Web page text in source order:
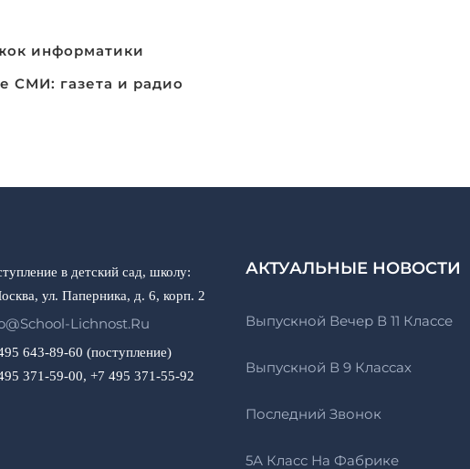
информатики
СМИ: газета и радио
в детский сад, школу:
ул. Паперника, д. 6, корп. 2
Lichnost.ru
643-89-60 (поступление)
371-59-00, +7 495 371-55-92
АКТУАЛЬНЫЕ НОВОСТИ
Выпускной Вечер В 11 Классе
Выпускной В 9 Классах
Последний Звонок
5А Класс На Фабрике